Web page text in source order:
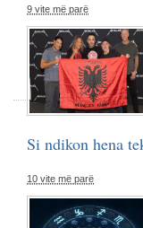
9 vite më parë
Si ndikon hena
10 vite më parë